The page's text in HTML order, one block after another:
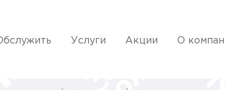
Услуги Акции О